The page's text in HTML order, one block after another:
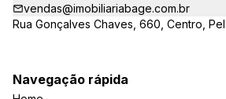
vendas@imobiliariabage.com.br
Rua Gonçalves Chaves, 660, Centro,
Navegação rápida